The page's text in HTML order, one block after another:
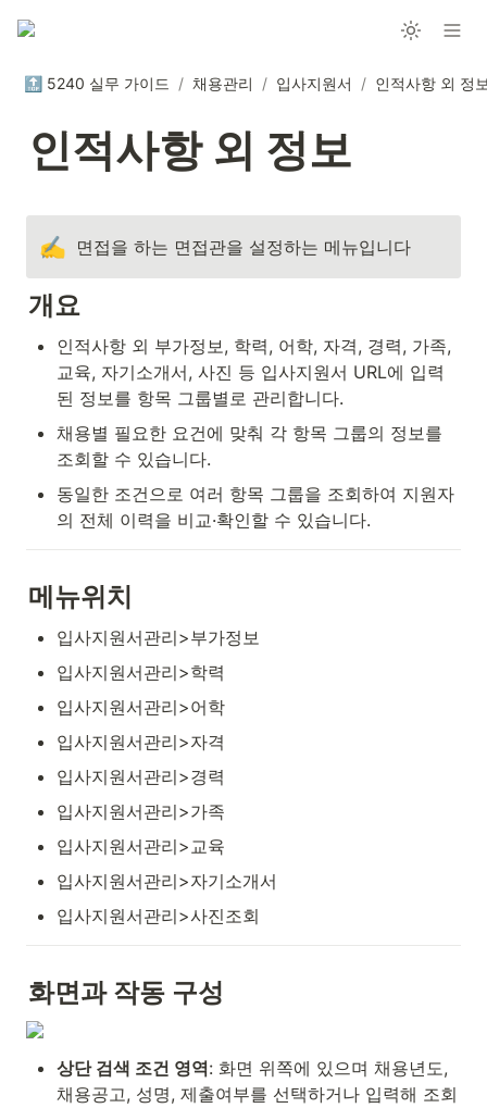
🔝 5240 실무 가이드 / 채용관리 / 입사지원서 / 인적사항 외 정
인적사항 외 정보
✍️ 면접을 하는 면접관을 설정하는 메뉴입니다
개요
인적사항 외 부가정보, 학력, 어학, 자격, 경력, 가족,
교육, 자기소개서, 사진 등 입사지원서 URL에 입력
된 정보를 항목 그룹별로 관리합니다.
채용별 필요한 요건에 맞춰 각 항목 그룹의 정보를
조회할 수 있습니다.
동일한 조건으로 여러 항목 그룹을 조회하여 지원자
의 전체 이력을 비교·확인할 수 있습니다.
메뉴위치
입사지원서관리>부가정보
입사지원서관리>학력
입사지원서관리>어학
입사지원서관리>자격
입사지원서관리>경력
입사지원서관리>가족
입사지원서관리>교육
입사지원서관리>자기소개서
입사지원서관리>사진조회
화면과 작동 구성
상단 검색 조건 영역: 화면 위쪽에 있으며 채용년도,
채용공고, 성명, 제출여부를 선택하거나 입력해 조회